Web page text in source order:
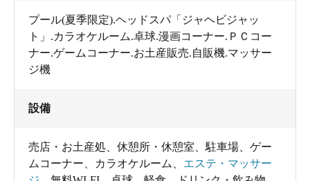
プール(夏季限定).ヘッドスパ「ジャヘビジャッ
ト」.カラオケルーム.卓球.漫画コーナー.ＰＣコー
ナー.ゲームコーナー.お土産販売.自販機.マッサー
ジ機
設備
売店・お土産処 休憩所・休憩室 駐車場
ゲー
ムコーナー
カラオケルーム
エステ・マッサー